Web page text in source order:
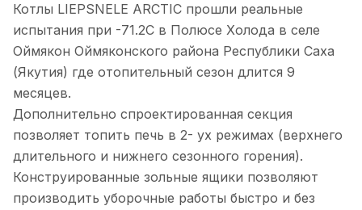
Котлы LIEPSNELE ARCTIC прошли реальные
испытания при -71.2С в Полюсе Холода в селе
Оймякон Оймяконского района Республики Саха
(Якутия) где отопительный сезон длится 9
месяцев.
Дополнительно спроектированная секция
позволяет топить печь в 2- ух режимах (верхнего
длительного и нижнего сезонного горения).
Конструированные зольные ящики позволяют
производить уборочные работы быстро и без